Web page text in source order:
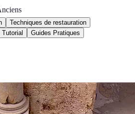
Techniques de restauration
Tutorial Guides Pratiques